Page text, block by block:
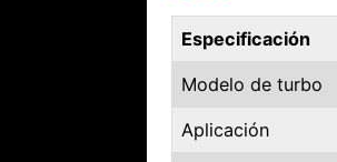
Especificación
Modelo de turbo
Aplicación